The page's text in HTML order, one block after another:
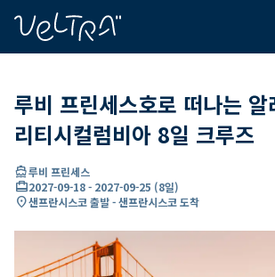
루비 프린세스호로 떠나는
리티시컬럼비아 8일 크루즈
directions_boat루비 프린세스
card_travel2027-09-18- 2027-09-25 (8일)
location_on샌프란시스코 출발 - 샌프란시스코 도착